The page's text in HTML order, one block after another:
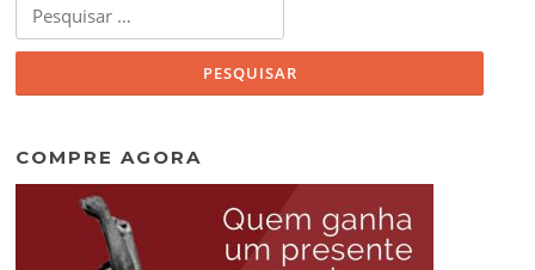
por:
COMPRE AGORA